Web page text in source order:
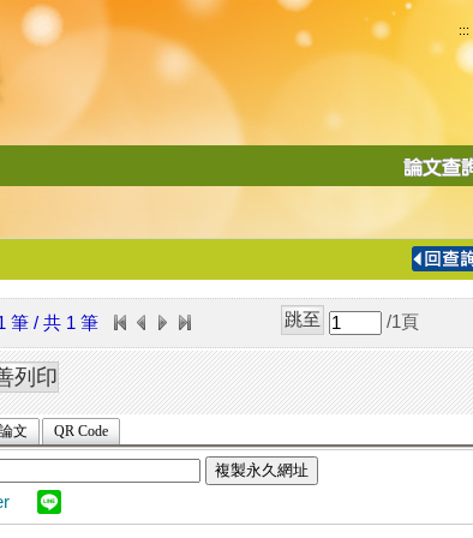
:::
導
筆 / 共 1 筆 /1 頁
文 QR Code
複製永久網址